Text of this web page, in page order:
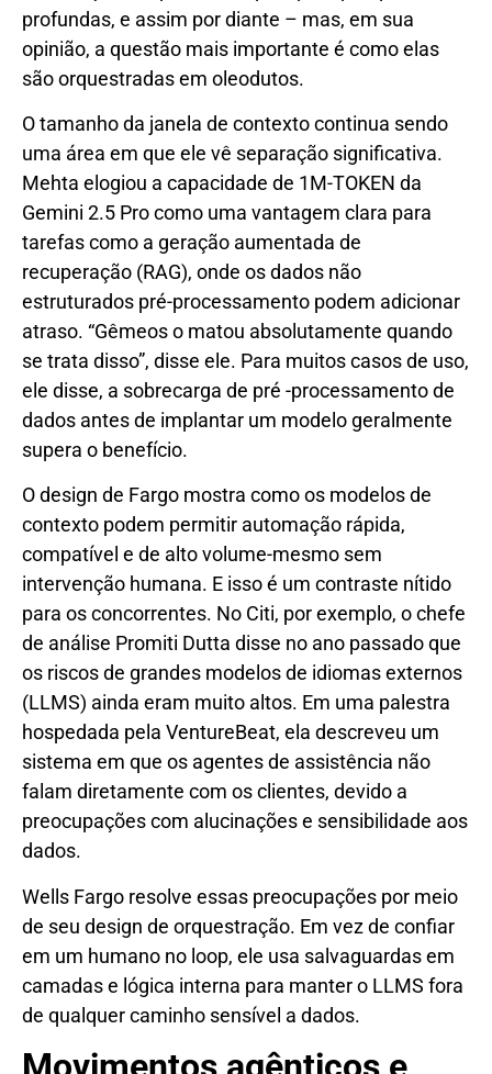
profundas, e assim por diante – mas, em sua
opinião, a questão mais importante é como elas
são orquestradas em oleodutos.
O tamanho da janela de contexto continua sendo
uma área em que ele vê separação significativa.
Mehta elogiou a capacidade de 1M-TOKEN da
Gemini 2.5 Pro como uma vantagem clara para
tarefas como a geração aumentada de
recuperação (RAG), onde os dados não
estruturados pré-processamento podem adicionar
atraso. “Gêmeos o matou absolutamente quando
se trata disso”, disse ele. Para muitos casos de uso,
ele disse, a sobrecarga de pré -processamento de
dados antes de implantar um modelo geralmente
supera o benefício.
O design de Fargo mostra como os modelos de
contexto podem permitir automação rápida,
compatível e de alto volume-mesmo sem
intervenção humana. E isso é um contraste nítido
para os concorrentes. No Citi, por exemplo, o chefe
de análise Promiti Dutta disse no ano passado que
os riscos de grandes modelos de idiomas externos
(LLMS) ainda eram muito altos. Em uma palestra
hospedada pela VentureBeat, ela descreveu um
sistema em que os agentes de assistência não
falam diretamente com os clientes, devido a
preocupações com alucinações e sensibilidade aos
dados.
Wells Fargo resolve essas preocupações por meio
de seu design de orquestração. Em vez de confiar
em um humano no loop, ele usa salvaguardas em
camadas e lógica interna para manter o LLMS fora
de qualquer caminho sensível a dados.